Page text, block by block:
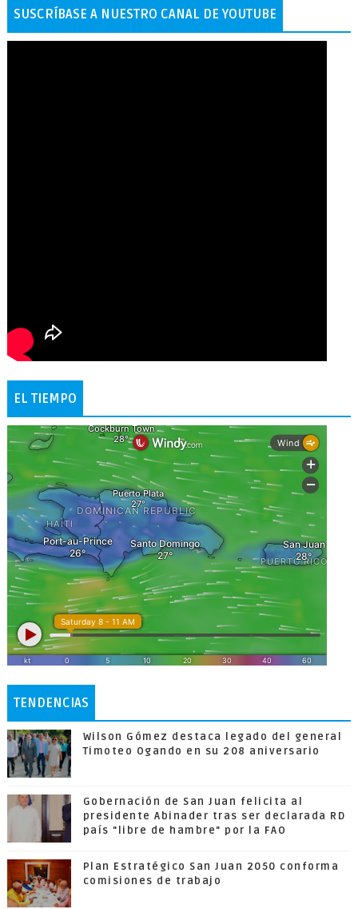
SUSCRÍBASE A NUESTRO CANAL DE YOUTUBE
EL TIEMPO
TENDENCIAS
Wilson Gómez destaca legado del general
Timoteo Ogando en su 208 aniversario
Gobernación de San Juan felicita al
presidente Abinader tras ser declarada RD
país "libre de hambre" por la FAO
Plan Estratégico San Juan 2050 conforma
comisiones de trabajo